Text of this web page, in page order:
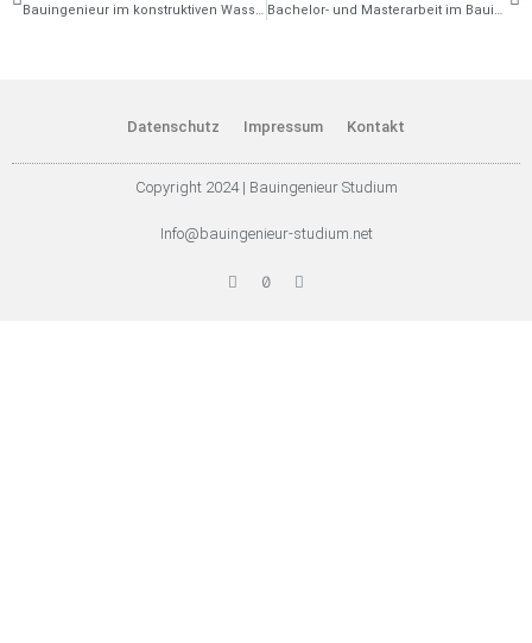
Bauingenieur im konstruktiven Wasserbau – Interview mit Geschäftsführer Dipl.-Ing. Thomas Roos M.Sc.
Bachelor- und Masterarbeit im Bauingenieurwesen: 3 Kriterien für das perfekte Thema
Datenschutz Impressum Kontakt
Copyright 2024 | Bauingenieur Studium
Info@bauingenieur-studium.net